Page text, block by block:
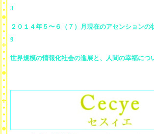
3
２０１４年５〜６（７）月現在のアセンション
9
世界規模の情報化社会の進展と、人間の幸福に